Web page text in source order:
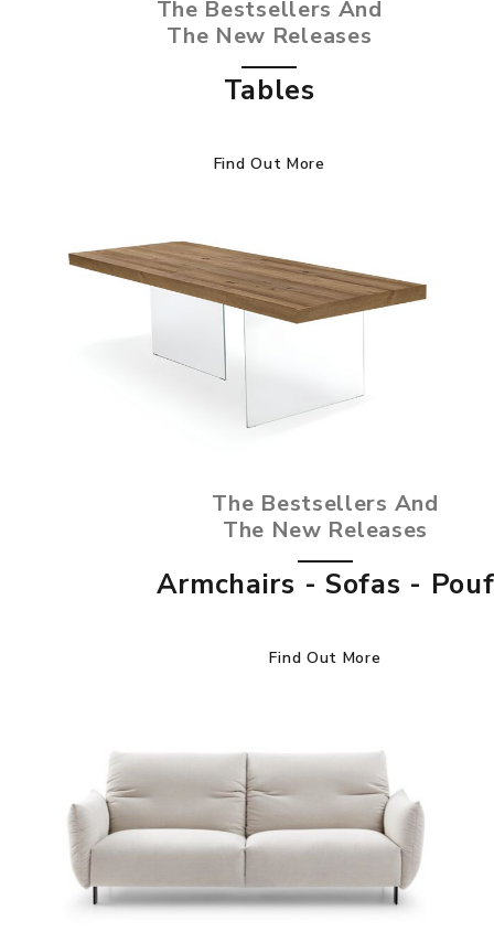
The Bestsellers And
The New Releases
Tables
Find Out More
The Bestsellers And
The New Releases
Armchairs - Sofas - Pouf
Find Out More